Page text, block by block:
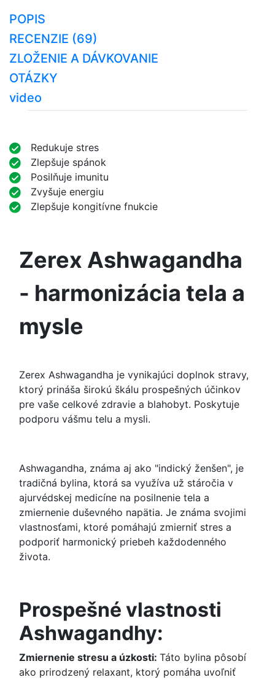
POPIS
RECENZIE (69)
ZLOŽENIE A DÁVKOVANIE
OTÁZKY
video
Redukuje stres
Zlepšuje spánok
Posilňuje imunitu
Zvyšuje energiu
Zlepšuje kongitívne fnukcie
Zerex Ashwagandha
- harmonizácia tela a
mysle
Zerex Ashwagandha je vynikajúci doplnok stravy,
ktorý prináša širokú škálu prospešných účinkov
pre vaše celkové zdravie a blahobyt. Poskytuje
podporu vášmu telu a mysli.
Ashwagandha, známa aj ako "indický ženšen", je
tradičná bylina, ktorá sa využíva už stáročia v
ajurvédskej medicíne na posilnenie tela a
zmiernenie duševného napätia. Je známa svojimi
vlastnosťami, ktoré pomáhajú zmierniť stres a
podporiť harmonický priebeh každodenného
života.
Prospešné vlastnosti
Ashwagandhy:
Zmiernenie stresu a úzkosti: Táto bylina pôsobí
ako prirodzený relaxant, ktorý pomáha uvoľniť